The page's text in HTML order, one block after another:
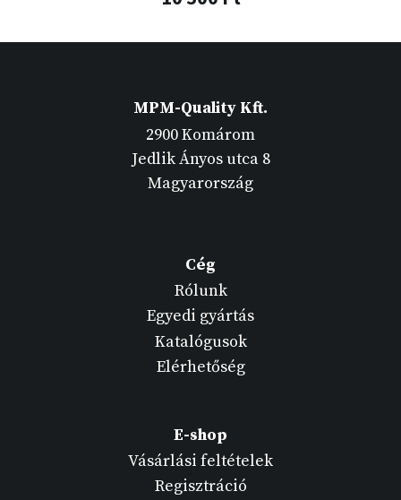
MPM-Quality Kft.
2900 Komárom
Jedlik Ányos utca 8
Magyarország
Cég
Rólunk
Egyedi gyártás
Katalógusok
Elérhetőség
E-shop
Vásárlási feltételek
Regisztráció